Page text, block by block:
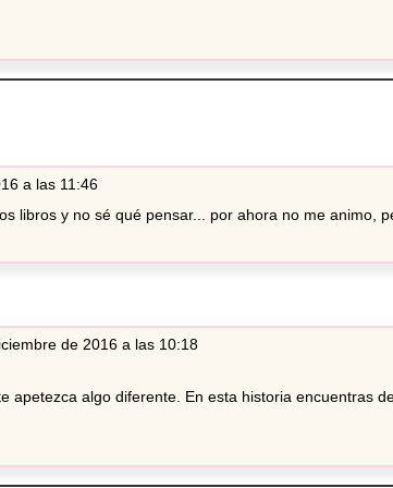
a las 11:46
libros y no sé qué pensar... por ahora no me animo,
de 2016 a las 10:18
apetezca algo diferente. En esta historia encuentras